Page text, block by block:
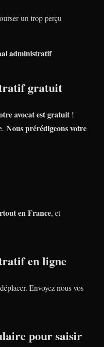
un trop perçu
administratif
gratuit
avocat est gratuit !
Nous prérédigeons votre
en France, et
en ligne
Envoyez nous vos
pour saisir